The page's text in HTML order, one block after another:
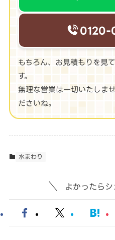
0120-
もちろん、お見積もりを見
す。
無理な営業は一切いたしま
ださいね。
水まわり
よかったらシ